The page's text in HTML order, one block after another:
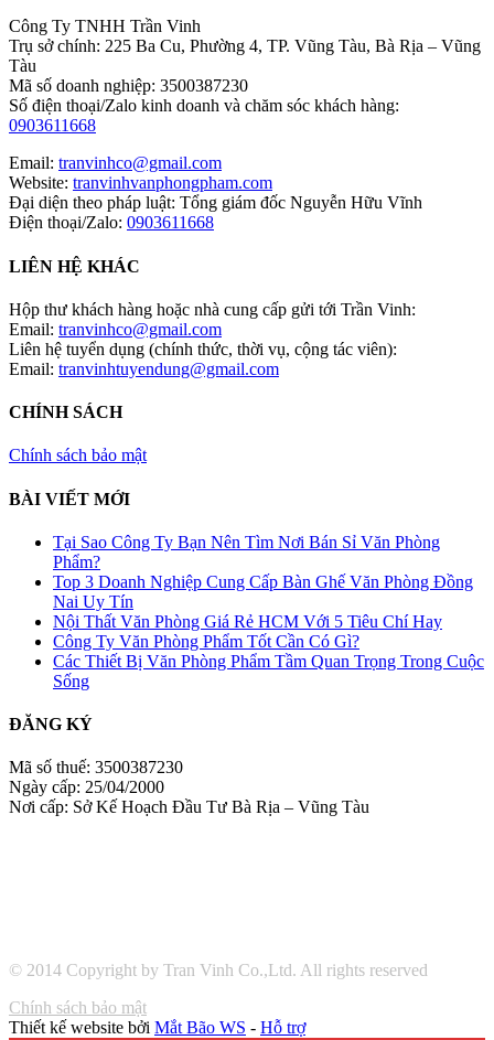
Công Ty TNHH Trần Vinh
Trụ sở chính: 225 Ba Cu, Phường 4, TP. Vũng Tàu, Bà Rịa – Vũng
Tàu
Mã số doanh nghiệp: 3500387230
Số điện thoại/Zalo kinh doanh và chăm sóc khách hàng:
0903611668
Email: tranvinhco@gmail.com
Website: tranvinhvanphongpham.com
Đại diện theo pháp luật: Tổng giám đốc Nguyễn Hữu Vĩnh
Điện thoại/Zalo: 0903611668
LIÊN HỆ KHÁC
Hộp thư khách hàng hoặc nhà cung cấp gửi tới Trần Vinh:
Email: tranvinhco@gmail.com
Liên hệ tuyển dụng (chính thức, thời vụ, cộng tác viên):
Email: tranvinhtuyendung@gmail.com
CHÍNH SÁCH
Chính sách bảo mật
BÀI VIẾT MỚI
Tại Sao Công Ty Bạn Nên Tìm Nơi Bán Sỉ Văn Phòng
Phẩm?
Top 3 Doanh Nghiệp Cung Cấp Bàn Ghế Văn Phòng Đồng
Nai Uy Tín
Nội Thất Văn Phòng Giá Rẻ HCM Với 5 Tiêu Chí Hay
Công Ty Văn Phòng Phẩm Tốt Cần Có Gì?
Các Thiết Bị Văn Phòng Phẩm Tầm Quan Trọng Trong Cuộc
Sống
ĐĂNG KÝ
Mã số thuế: 3500387230
Ngày cấp: 25/04/2000
Nơi cấp: Sở Kế Hoạch Đầu Tư Bà Rịa – Vũng Tàu
© 2014 Copyright by Tran Vinh Co.,Ltd. All rights reserved
Chính sách bảo mật
Thiết kế website bởi Mắt Bão WS - Hỗ trợ